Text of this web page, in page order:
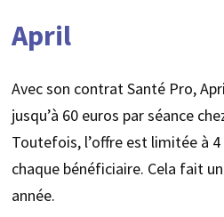
April
Avec son contrat Santé Pro,
jusqu’à 60 euros par séance
Toutefois, l’offre est limitée à 4
chaque bénéficiaire. Cela fait
année.